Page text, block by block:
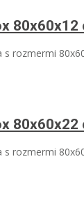
80x60x12
s rozmermi
80x60x22
s rozmermi